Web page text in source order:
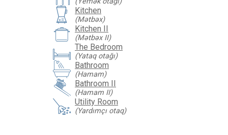
Kitchen
(Mətbəx)
Kitchen II
(Mətbəx II)
The Bedroom
(Yataq otağı)
Bathroom
(Hamam)
Bathroom II
(Hamam II)
Utility Room
(Yardımçı otaq)